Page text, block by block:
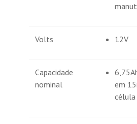
Volts 12V
Capacidade
nominal
em
célula